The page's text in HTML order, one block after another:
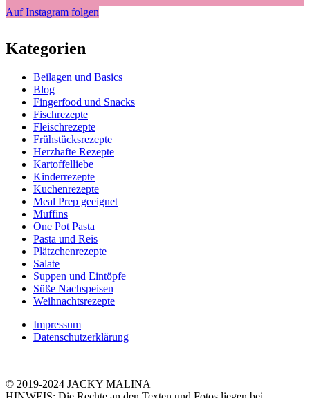
Auf Instagram folgen
Kategorien
Beilagen und Basics
Blog
Fingerfood und Snacks
Fischrezepte
Fleischrezepte
Frühstücksrezepte
Herzhafte Rezepte
Kartoffelliebe
Kinderrezepte
Kuchenrezepte
Meal Prep geeignet
Muffins
One Pot Pasta
Pasta und Reis
Plätzchenrezepte
Salate
Suppen und Eintöpfe
Süße Nachspeisen
Weihnachtsrezepte
Impressum
Datenschutzerklärung
© 2019-2024 JACKY MALINA